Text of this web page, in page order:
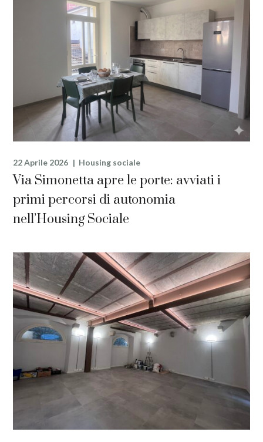
22 Aprile 2026 Housing sociale
Via Simonetta apre le porte: avviati i
primi percorsi di autonomia
nell’Housing Sociale